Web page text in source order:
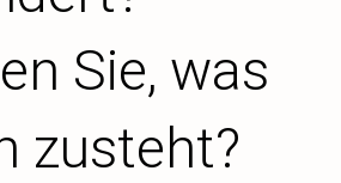
Sie, was
zusteht?